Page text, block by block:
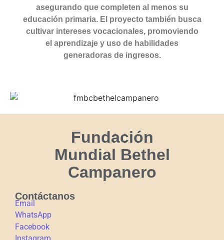
asegurando que completen al menos su
educación primaria. El proyecto también busca
cultivar intereses vocacionales, promoviendo
el aprendizaje y uso de habilidades
generadoras de ingresos.
Fundación
Mundial Bethel
Campanero
Contáctanos
Email
WhatsApp
Facebook